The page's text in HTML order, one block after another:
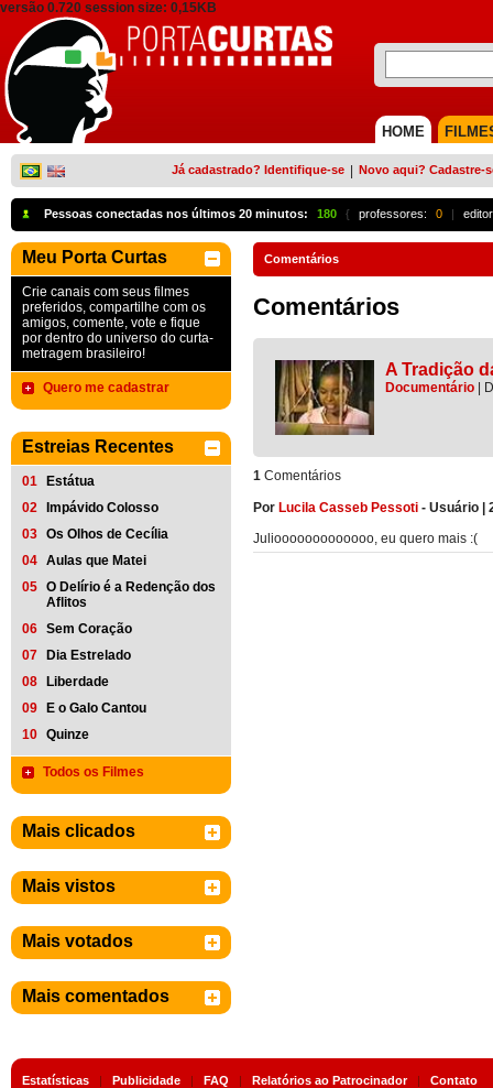
versão 0.720 session size: 0,15KB
HOME
Já cadastrado? Identifique-se Novo aqui? Cadastre-
Pessoas conectadas nos últimos 20 minutos: 180 { professores: 0 |
Meu Porta Curtas
Crie canais com seus filmes
preferidos, compartilhe com os
amigos, comente, vote e fique
por dentro do universo do curta-
metragem brasileiro!
Quero me cadastrar
Estreias Recentes
01
Estátua
02
Impávido Colosso
03 Os Olhos de Cecília
04 Aulas que Matei
05 O Delírio é a Redenção dos
Aflitos
06 Sem Coração
07
Dia Estrelado
08
Liberdade
09
E o Galo Cantou
10 Quinze
Todos os Filmes
Mais clicados
Mais vistos
Mais votados
Mais comentados
Comentários
Comentários
A Tradição
Documentário
1 Comentários
Por Lucila Casseb Pessoti - Usuário |
Juliooooooooooooo, eu quero mais :(
Estatísticas | Publicidade | FAQ | Relatórios ao Patrocinador| Contato